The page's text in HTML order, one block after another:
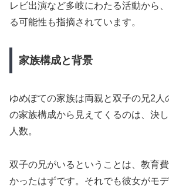
レビ出演など多岐にわたる活動から
る可能性も指摘されています。
家族構成と背景
ゆめぽての家族は両親と双子の兄2人
の家族構成から見えてくるのは、決
人数。
双子の兄がいるということは、教育
かったはずです。それでも彼女がモ